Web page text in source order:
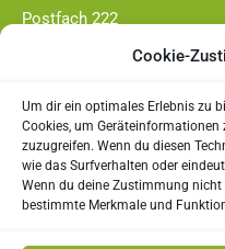
Cookie-
Um dir ein optimales Erlebnis zu
Cookies, um
zuzugreifen. Wenn du diesen
wie das Surfverhalten oder
Wenn du deine Zustimmung
bestimmte Merkmale und
Postfach 222
0177/4409790
E-Mail:
vorstand@tc-merzig.de